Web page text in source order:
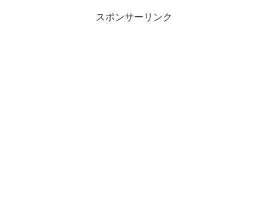
スポンサーリンク